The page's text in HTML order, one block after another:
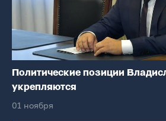
Политические позиции
укрепляются
01 ноября